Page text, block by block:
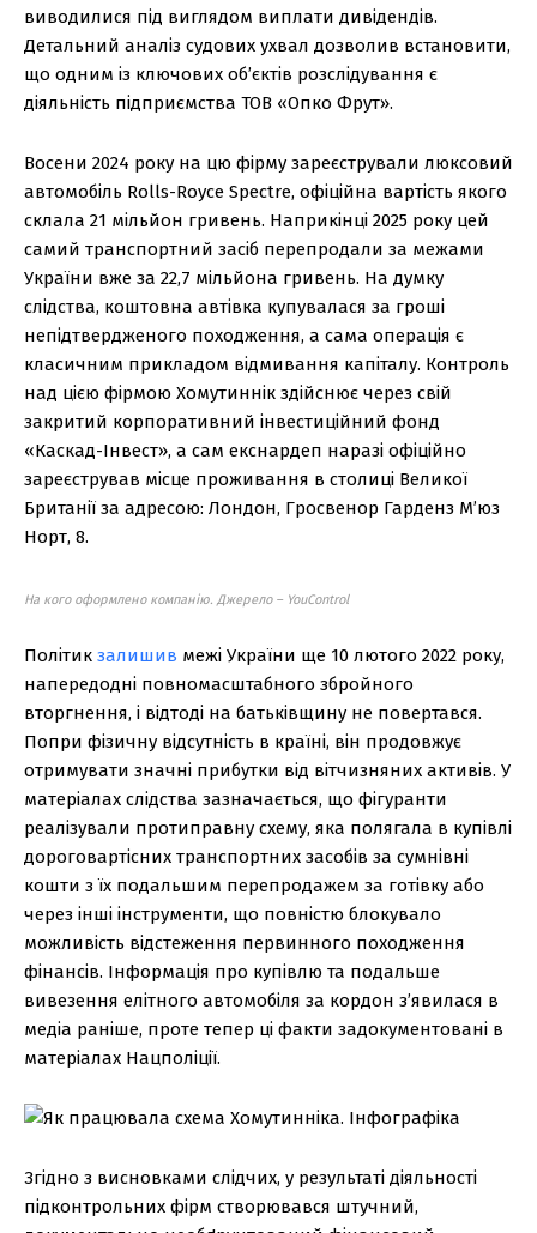
виводилися під виглядом виплати дивідендів.
Детальний аналіз судових ухвал дозволив встановити,
що одним із ключових об’єктів розслідування є
діяльність підприємства ТОВ «Опко Фрут».
Восени 2024 року на цю фірму зареєстрували люксовий
автомобіль Rolls-Royce Spectre, офіційна вартість якого
склала 21 мільйон гривень. Наприкінці 2025 року цей
самий транспортний засіб перепродали за межами
України вже за 22,7 мільйона гривень. На думку
слідства, коштовна автівка купувалася за гроші
непідтвердженого походження, а сама операція є
класичним прикладом відмивання капіталу. Контроль
над цією фірмою Хомутиннік здійснює через свій
закритий корпоративний інвестиційний фонд
«Каскад-Інвест», а сам екснардеп наразі офіційно
зареєстрував місце проживання в столиці Великої
Британії за адресою: Лондон, Гросвенор Гарденз М’юз
Норт, 8.
На кого оформлено компанію. Джерело – YouControl
Політик залишив межі України ще 10 лютого 2022 року,
напередодні повномасштабного збройного
вторгнення, і відтоді на батьківщину не повертався.
Попри фізичну відсутність в країні, він продовжує
отримувати значні прибутки від вітчизняних активів. У
матеріалах слідства зазначається, що фігуранти
реалізували протиправну схему, яка полягала в купівлі
дороговартісних транспортних засобів за сумнівні
кошти з їх подальшим перепродажем за готівку або
через інші інструменти, що повністю блокувало
можливість відстеження первинного походження
фінансів. Інформація про купівлю та подальше
вивезення елітного автомобіля за кордон з’явилася в
медіа раніше, проте тепер ці факти задокументовані в
матеріалах Нацполіції.
Згідно з висновками слідчих, у результаті діяльності
підконтрольних фірм створювався штучний,